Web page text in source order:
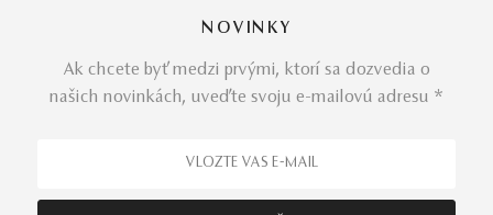
NOVINKY
Ak chcete byť medzi prvými, ktorí sa dozvedia o
našich novinkách, uveďte svoju e-mailovú adresu *